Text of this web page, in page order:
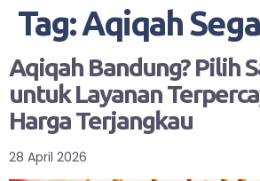
Tag:Aqiqah
Aqiqah Bandung? Pilih
untuk Layanan
Harga Terjangkau
28 April 2026